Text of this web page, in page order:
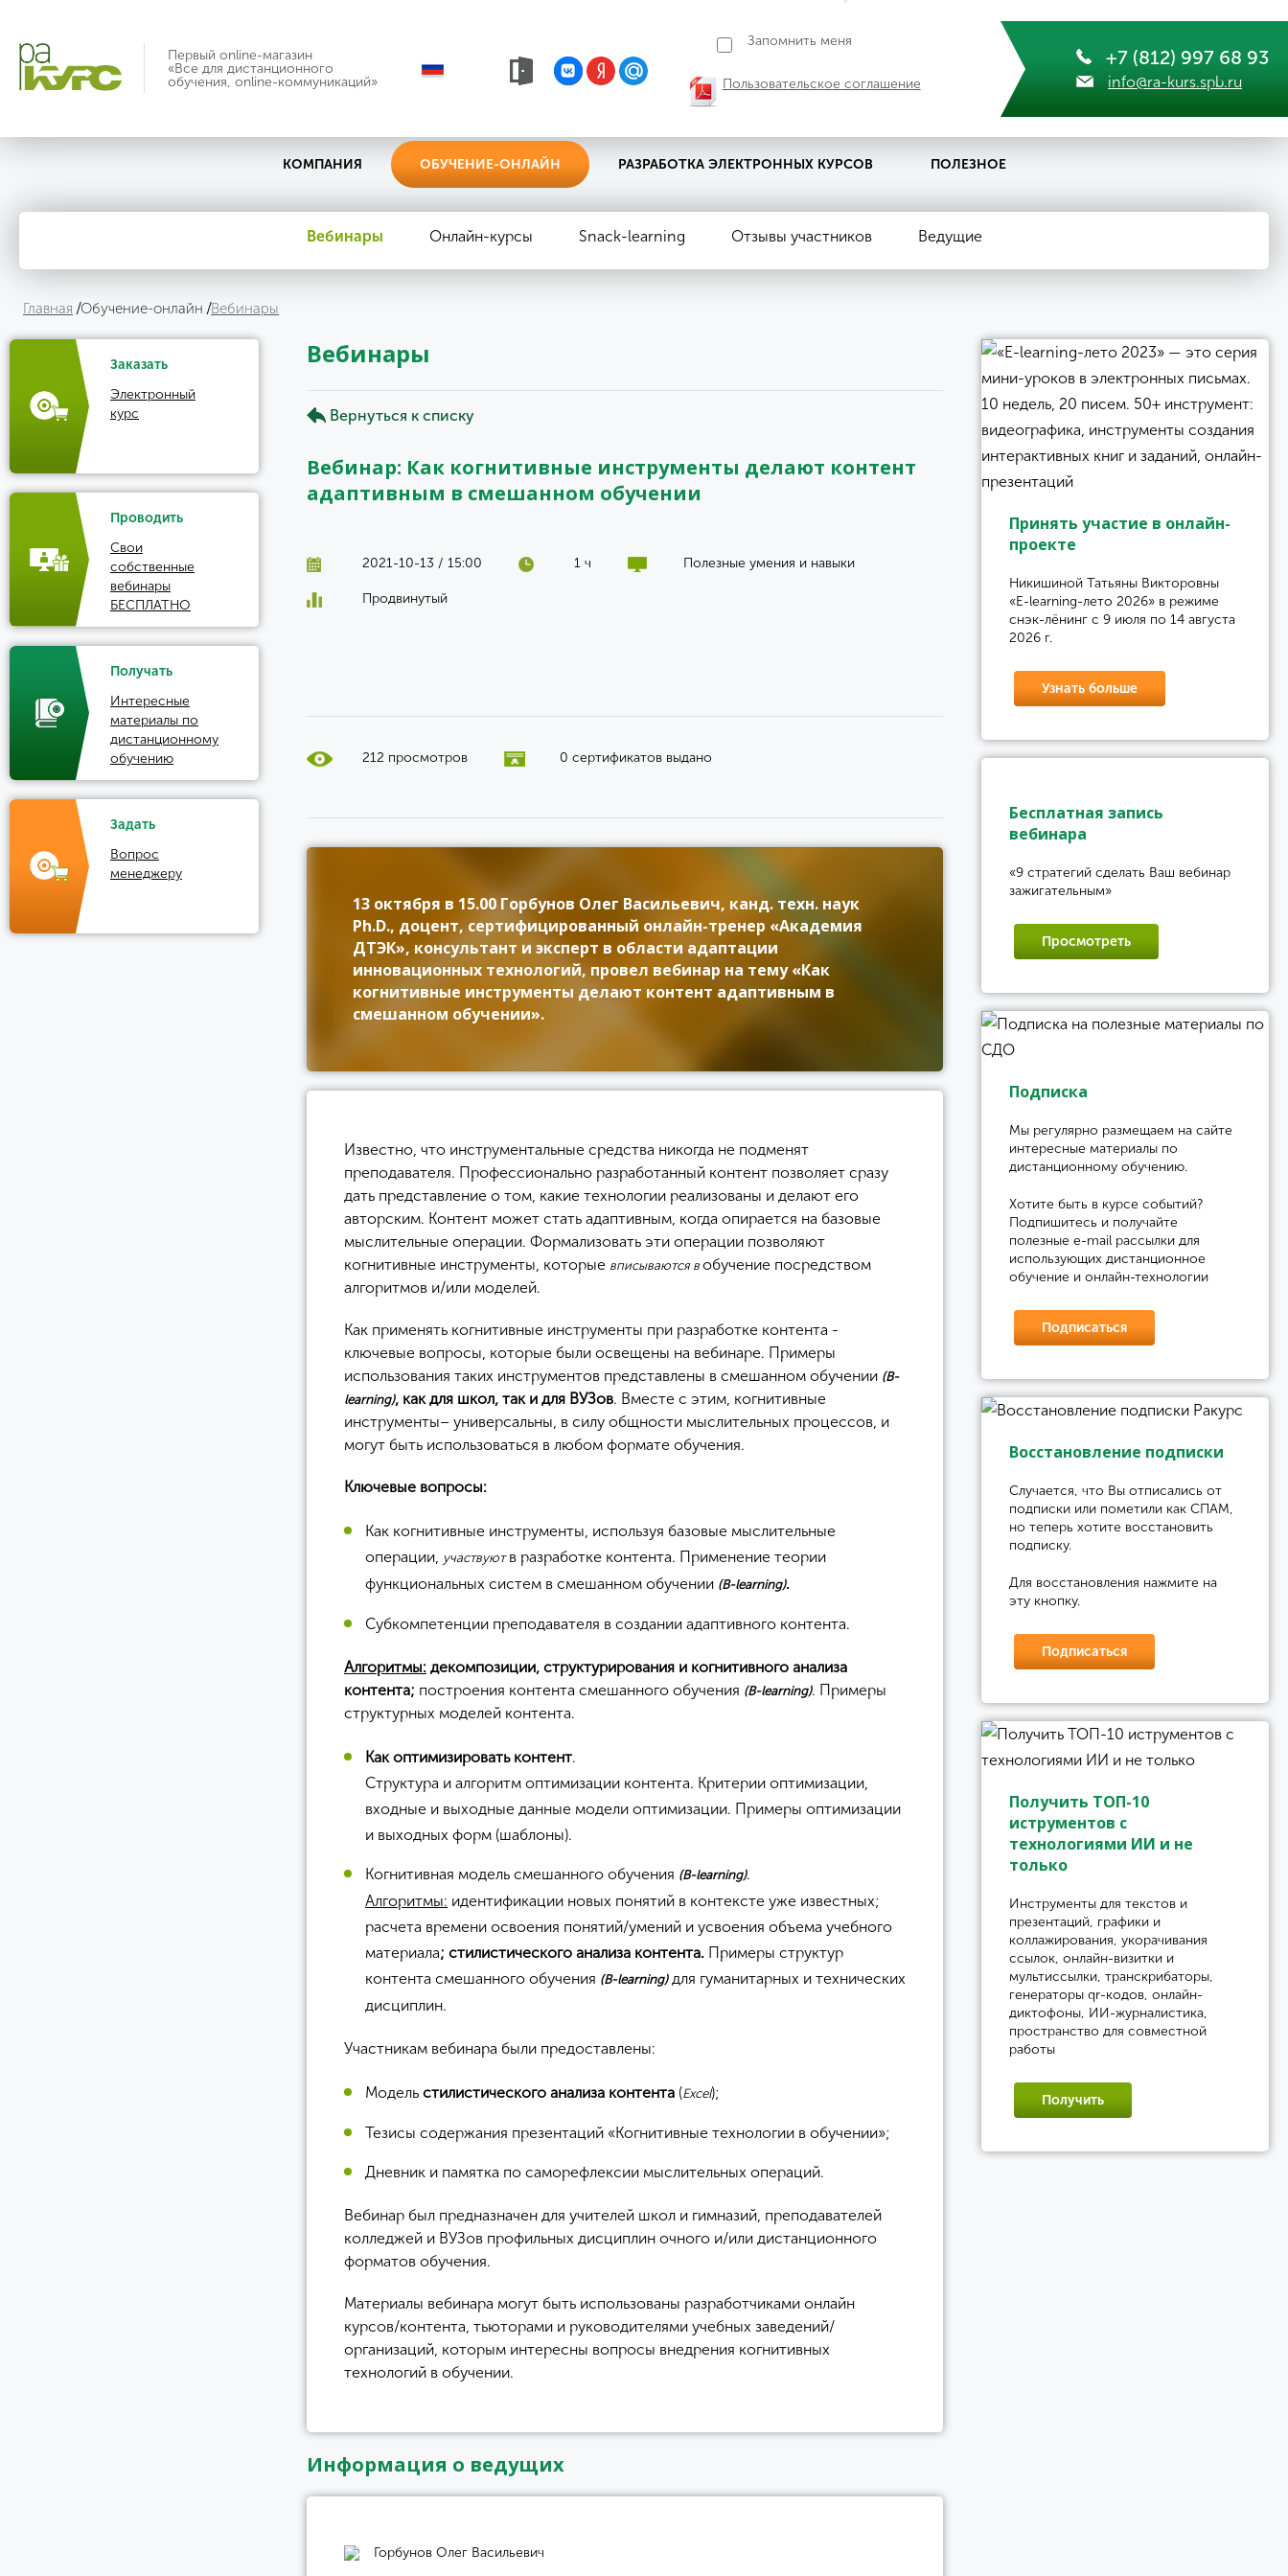
Первый online-магазин
«Все для дистанционного
обучения, online-коммуникаций»
Запомнить меня
Пользовательское соглашение
+7 (812) 997 68 93
info@ra-kurs.spb.ru
КОМПАНИЯ ОБУЧЕНИЕ-ОНЛАЙН РАЗРАБОТКА ЭЛЕКТРОННЫХ КУРСОВ ПОЛЕЗНОЕ
Вебинары Онлайн-курсы Snack-learning Отзывы участников Ведущие
Главная Обучение-онлайн Вебинары
Заказать
Электронный
курс
Проводить
Свои
собственные
вебинары
БЕСПЛАТНО
Получать
Интересные
материалы по
дистанционному
обучению
Задать
Вопрос
менеджеру
Вебинары
Вернуться к списку
Вебинар: Как когнитивные инструменты делают контент
адаптивным в смешанном обучении
2021-10-13 / 15:00 1 ч Полезные умения и навыки
Продвинутый
212 просмотров 0 сертификатов выдано
13 октября в 15.00 Горбунов Олег Васильевич, канд. техн. наук
Ph.D., доцент, сертифицированный онлайн-тренер «Академия
ДТЭК», консультант и эксперт в области адаптации
инновационных технологий, провел вебинар на тему «Как
когнитивные инструменты делают контент адаптивным в
смешанном обучении».
Известно, что инструментальные средства никогда не подменят
преподавателя. Профессионально разработанный контент позволяет сразу
дать представление о том, какие технологии реализованы и делают его
авторским. Контент может стать адаптивным, когда опирается на базовые
мыслительные операции. Формализовать эти операции позволяют
когнитивные инструменты, которые вписываются вобучение посредством
алгоритмов и/или моделей.
Как применять когнитивные инструменты при разработке контента -
ключевые вопросы, которые были освещены на вебинаре. Примеры
использования таких инструментов представлены в смешанном обучении (B-
learning), как для школ, так и для ВУЗов. Вместе с этим, когнитивные
инструменты– универсальны, в силу общности мыслительных процессов, и
могут быть использоваться в любом формате обучения.
Ключевые вопросы:
Как когнитивные инструменты, используя базовые мыслительные
операции, участвуютв разработке контента. Применение теории
функциональных систем в смешанном обучении (B-learning).
Субкомпетенции преподавателя в создании адаптивного контента.
Алгоритмы: декомпозиции, структурирования и когнитивного анализа
контента; построения контента смешанного обучения (B-learning). Примеры
структурных моделей контента.
Как оптимизировать контент.
Структура и алгоритм оптимизации контента. Критерии оптимизации,
входные и выходные данные модели оптимизации. Примеры оптимизации
и выходных форм (шаблоны).
Когнитивная модель смешанного обучения (B-learning).
Алгоритмы: идентификации новых понятий в контексте уже известных;
расчета времени освоения понятий/умений и усвоения объема учебного
материала; стилистического анализа контента. Примеры структур
контента смешанного обучения (B-learning)для гуманитарных и технических
дисциплин.
Участникам вебинара были предоставлены:
Модель стилистического анализа контента (Excel);
Тезисы содержания презентаций «Когнитивные технологии в обучении»;
Дневник и памятка по саморефлексии мыслительных операций.
Вебинар был предназначен для учителей школ и гимназий, преподавателей
колледжей и ВУЗов профильных дисциплин очного и/или дистанционного
форматов обучения.
Материалы вебинара могут быть использованы разработчиками онлайн
курсов/контента, тьюторами и руководителями учебных заведений/
организаций, которым интересны вопросы внедрения когнитивных
технологий в обучении.
Информация о ведущих
Горбунов Олег Васильевич
Принять участие в онлайн-
проекте
Никишиной Татьяны Викторовны
«E-learning-лето 2026» в режиме
снэк-лёнинг с 9 июля по 14 августа
2026 г.
Узнать больше
Бесплатная запись
вебинара
«9 стратегий сделать Ваш вебинар
зажигательным»
Просмотреть
Подписка
Мы регулярно размещаем на сайте
интересные материалы по
дистанционному обучению.
Хотите быть в курсе событий?
Подпишитесь и получайте
полезные e-mail рассылки для
использующих дистанционное
обучение и онлайн-технологии
Подписаться
Восстановление подписки
Случается, что Вы отписались от
подписки или пометили как СПАМ,
но теперь хотите восстановить
подписку.
Для восстановления нажмите на
эту кнопку.
Подписаться
Получить ТОП-10
иструментов с
технологиями ИИ и не
только
Инструменты для текстов и
презентаций, графики и
коллажирования, укорачивания
ссылок, онлайн-визитки и
мультиссылки, транскрибаторы,
генераторы qr-кодов, онлайн-
диктофоны, ИИ-журналистика,
пространство для совместной
работы
Получить